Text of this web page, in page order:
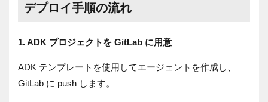
デプロイ手順の流れ
1. ADK プロジェクトを GitLab に用意
ADK テンプレートを使用してエージェントを作成し、
GitLab に push します。